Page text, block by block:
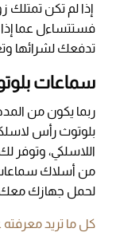
إذا لم تكن
تدفعك لشرائها
سماعات
ربما يكون من
بلوتوث رأس
اللاسلكي، وتوفر
من أسلاك سماعات
لحمل جهازك معك
كل ما تريد